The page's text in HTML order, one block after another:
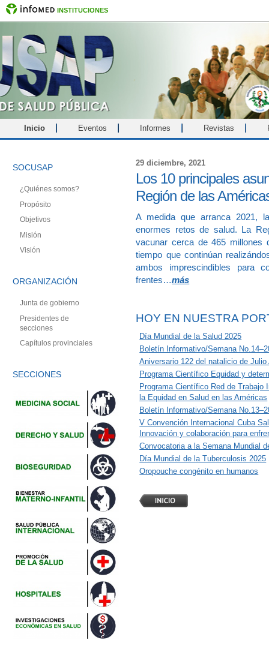
INSTITUCIONES
Inicio Eventos Informes Revistas
29 diciembre, 2021
Los 10 principales
Región de las
A medida que arranca 2021,
enormes retos de salud. La
vacunar cerca de 465 millones
tiempo que continúan
ambos imprescindibles para
frentes…más
HOY EN NUESTRA
Día Mundial de la Salud 2025
Boletín Informativo/Semana
Aniversario 122 del natalicio de Julio
Programa Científico Equidad y
Programa Científico Red de
la Equidad en Salud en las Américas
Boletín Informativo/Semana
V Convención Internacional Cuba
Innovación y colaboración para
Convocatoria a la Semana Mundial
Día Mundial de la Tuberculosis 2025
Oropouche congénito en humanos
SOCUSAP
¿Quiénes somos?
Propósito
Objetivos
Misión
Visión
ORGANIZACIÓN
Junta de gobierno
Presidentes de
secciones
Capítulos provinciales
SECCIONES